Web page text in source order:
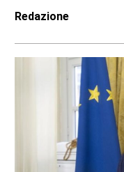
Redazione